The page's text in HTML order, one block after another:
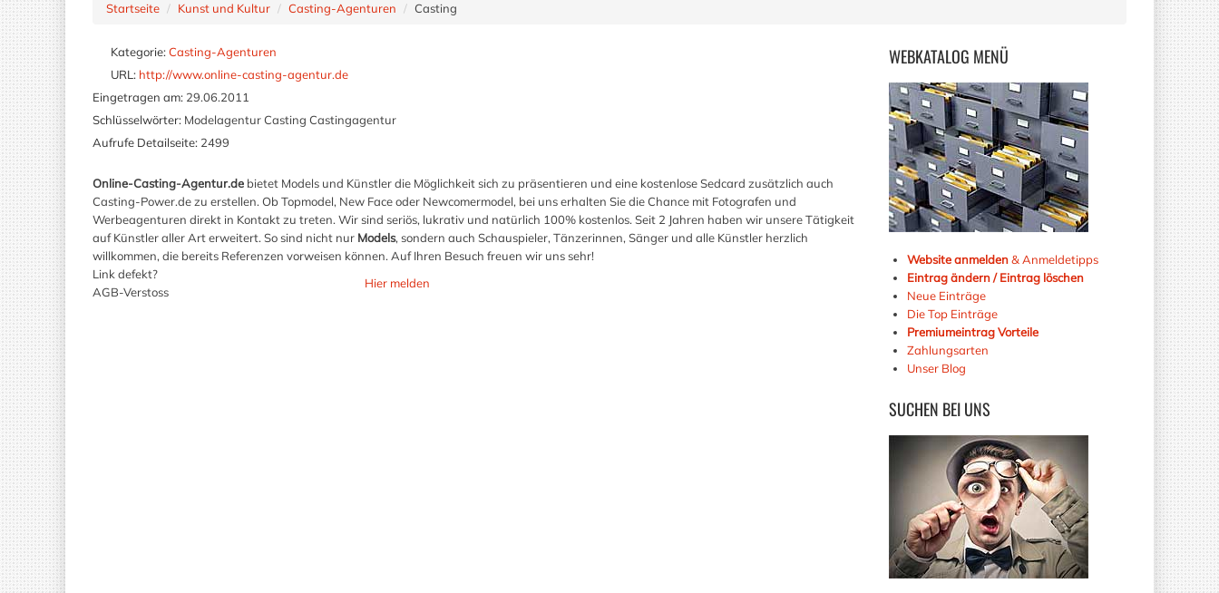
Startseite Kunst und Kultur Casting-Agenturen Casting
WEBKATALOG MENÜ
Website anmelden& Anmeldetipps
Eintrag ändern / Eintrag löschen
Neue Einträge
Die Top Einträge
Premiumeintrag Vorteile
Zahlungsarten
Unser Blog
SUCHEN BEI UNS
Kategorie: Casting-Agenturen
URL: http://www.online-casting-agentur.de
Eingetragen am: 29.06.2011
Schlüsselwörter: Modelagentur Casting Castingagentur
Aufrufe Detailseite: 2499
Online-Casting-Agentur.de bietet Models und Künstler die Möglichkeit sich zu präsentieren und eine kostenlose Sedcard zusätzlich auch
Casting-Power.de zu erstellen. Ob Topmodel, New Face oder Newcomermodel, bei uns erhalten Sie die Chance mit Fotografen und
Werbeagenturen direkt in Kontakt zu treten. Wir sind seriös, lukrativ und natürlich 100% kostenlos. Seit 2 Jahren haben wir unsere Tätigkeit
auf Künstler aller Art erweitert. So sind nicht nur Models, sondern auch Schauspieler, Tänzerinnen, Sänger und alle Künstler herzlich
willkommen, die bereits Referenzen vorweisen können. Auf Ihren Besuch freuen wir uns sehr!
Link defekt?
AGB-Verstoss
Hier melden